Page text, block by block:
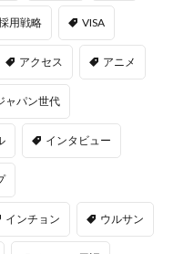
用戦略 VISA
アクセス アニメ
ャパン世代
インタビュー
インチョン ウルサン